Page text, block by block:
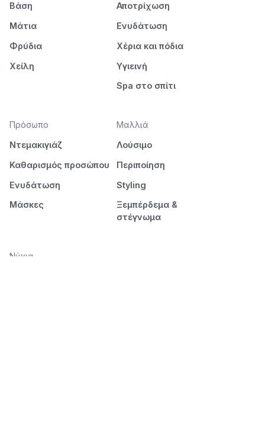
Βάση
Μάτια
Φρύδια
Χείλη
Αποτρίχωση
Ενυδάτωση
Χέρια και πόδια
Υγιεινή
Spa στο σπίτι
Πρόσωπο
Ντεμακιγιάζ
Καθαρισμός προσώπου
Ενυδάτωση
Μάσκες
Μαλλιά
Λούσιμο
Περιποίηση
Styling
Ξεμπέρδεμα &
στέγνωμα
Νύχια